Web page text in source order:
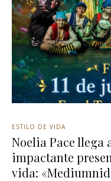
ESTILO DE VIDA
Noelia Pace llega
impactante
vida: